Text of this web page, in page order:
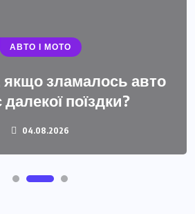
АВТО І МОТО
зламалось авто
далекої поїздки?
04.08.2026